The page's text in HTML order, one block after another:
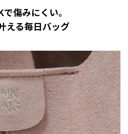
傷みにくい。
える毎日バッグ